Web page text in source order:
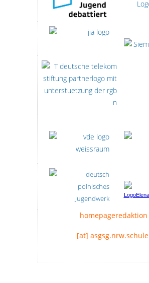
homepageredaktion
[at] asgsg.nrw.schule